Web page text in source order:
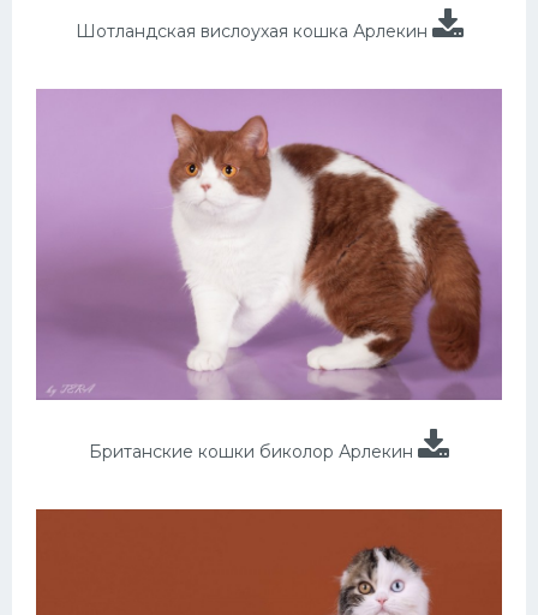
Шотландская вислоухая кошка Арлекин
Британские кошки биколор Арлекин